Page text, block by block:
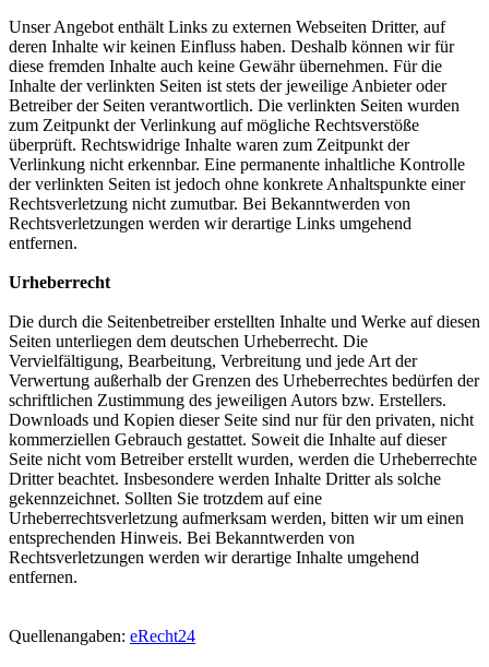
Unser Angebot enthält Links zu externen Webseiten Dritter, auf
deren Inhalte wir keinen Einfluss haben. Deshalb können wir für
diese fremden Inhalte auch keine Gewähr übernehmen. Für die
Inhalte der verlinkten Seiten ist stets der jeweilige Anbieter oder
Betreiber der Seiten verantwortlich. Die verlinkten Seiten wurden
zum Zeitpunkt der Verlinkung auf mögliche Rechtsverstöße
überprüft. Rechtswidrige Inhalte waren zum Zeitpunkt der
Verlinkung nicht erkennbar. Eine permanente inhaltliche Kontrolle
der verlinkten Seiten ist jedoch ohne konkrete Anhaltspunkte einer
Rechtsverletzung nicht zumutbar. Bei Bekanntwerden von
Rechtsverletzungen werden wir derartige Links umgehend
entfernen.
Urheberrecht
Die durch die Seitenbetreiber erstellten Inhalte und Werke auf diesen
Seiten unterliegen dem deutschen Urheberrecht. Die
Vervielfältigung, Bearbeitung, Verbreitung und jede Art der
Verwertung außerhalb der Grenzen des Urheberrechtes bedürfen der
schriftlichen Zustimmung des jeweiligen Autors bzw. Erstellers.
Downloads und Kopien dieser Seite sind nur für den privaten, nicht
kommerziellen Gebrauch gestattet. Soweit die Inhalte auf dieser
Seite nicht vom Betreiber erstellt wurden, werden die Urheberrechte
Dritter beachtet. Insbesondere werden Inhalte Dritter als solche
gekennzeichnet. Sollten Sie trotzdem auf eine
Urheberrechtsverletzung aufmerksam werden, bitten wir um einen
entsprechenden Hinweis. Bei Bekanntwerden von
Rechtsverletzungen werden wir derartige Inhalte umgehend
entfernen.
Quellenangaben: eRecht24